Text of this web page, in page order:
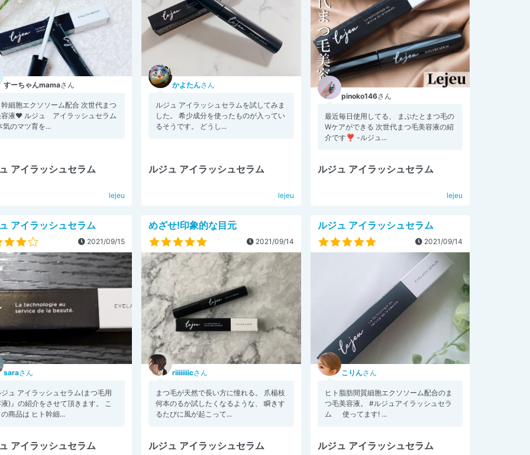
すーちゃんmamaさん
細胞エクソソーム配合 次世代まつ
容液❤️ ルジュ アイラッシュセラム
気のマツ育を...
アイラッシュセラム
lejeu
かよたんさん
ルジュ アイラッシュセラムを試してみま
した。 希少成分を使ったものが入ってい
るそうです。 どうし...
ルジュ アイラッシュセラム
lejeu
pinoko146さん
最近毎日使用してる、 まぶたとまつ毛の
Wケアができる 次世代まつ毛美容液の紹
介です❣️ -ルジュ...
ルジュ アイラッシュセラム
lejeu
アイラッシュセラム
2021/09/15
saraさん
ュ アイラッシュセラム(まつ毛用
)』の紹介をさせて頂きます。 こ
商品は ヒト幹細...
アイラッシュセラム
めざせ!印象的な目元
2021/09/14
riiiiiiiicさん
まつ毛が天然で長い方に憧れる。 爪楊枝
何本のるか試したくなるような、 瞬きす
るたびに風が起こって...
ルジュ アイラッシュセラム
ルジュ アイラッシュセラム
2021/09/14
こりんさん
ヒト脂肪間質細胞エクソソーム配合のま
つ毛美容液。 #ルジュアイラッシュセラ
ム 使ってます! ...
ルジュ アイラッシュセラム